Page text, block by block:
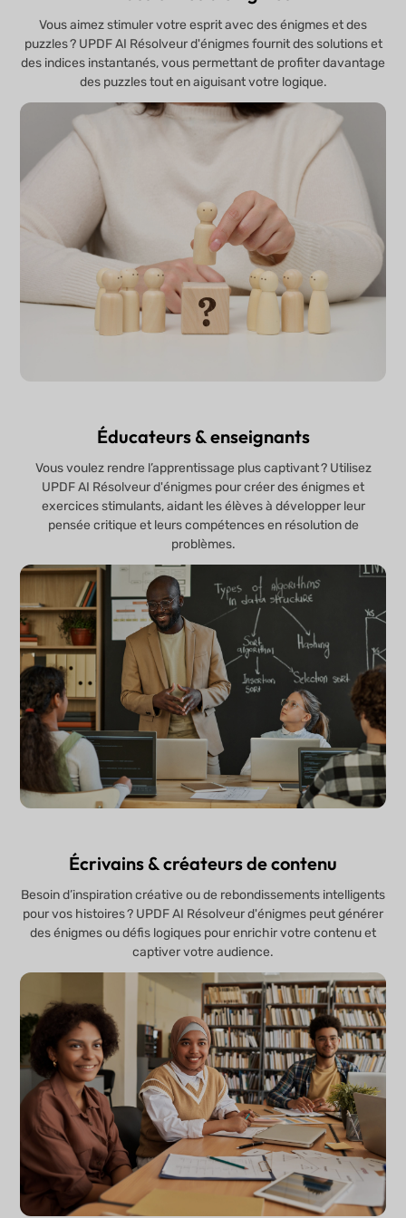
Vous aimez stimuler votre esprit avec des énigmes et des
puzzles ? UPDF AI Résolveur d'énigmes fournit des solutions et
des indices instantanés, vous permettant de profiter davantage
des puzzles tout en aiguisant votre logique.
Éducateurs & enseignants
Vous voulez rendre l’apprentissage plus captivant ? Utilisez
UPDF AI Résolveur d'énigmes pour créer des énigmes et
exercices stimulants, aidant les élèves à développer leur
pensée critique et leurs compétences en résolution de
problèmes.
Écrivains & créateurs de contenu
Besoin d’inspiration créative ou de rebondissements intelligents
pour vos histoires ? UPDF AI Résolveur d'énigmes peut générer
des énigmes ou défis logiques pour enrichir votre contenu et
captiver votre audience.